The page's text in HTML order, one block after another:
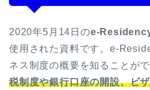
2020年5月14日のe-
使用された資料です。e-
ネス制度の概要を知ることが
税制度や銀行口座の開設、ビ